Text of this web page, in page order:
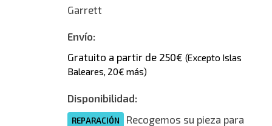
Garrett
Envío:
Gratuito a partir de 250€ (Excepto Islas
Baleares, 20€ más)
Disponibilidad:
REPARACIÓN
Recogemos su pieza para